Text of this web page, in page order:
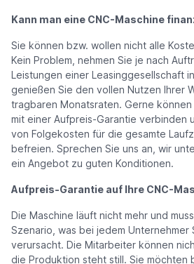
Kann man eine CNC-Maschine
Sie können bzw. wollen nicht alle
Kein Problem, nehmen Sie je nach
Leistungen einer Leasinggesellschaft
genießen Sie den vollen Nutzen Ihrer
tragbaren Monatsraten. Gerne
mit einer Aufpreis-Garantie verbinden
von Folgekosten für die gesamte
befreien. Sprechen Sie uns an, wir
ein Angebot zu guten Konditionen.
Aufpreis-Garantie auf Ihre CNC-
Die Maschine läuft nicht mehr und
Szenario, was bei jedem Unternehmer
verursacht. Die Mitarbeiter können
die Produktion steht still. Sie möchten